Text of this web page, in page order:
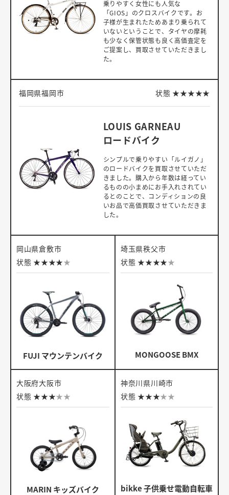
乗りやすく女性にも人気な
「GIOS」のクロスバイクです。お
子様が生まれたためあまり乗られて
いないということで、タイヤの摩耗
も少なく保管状態も良く高価査定を
ご提案し、買取させていただきまし
た。
福岡県福岡市 状態 ★★★★★
LOUIS GARNEAU
ロードバイク
シンプルで乗りやすい「ルイガノ」
のロードバイクを買取させていただ
きました。購入から年数は経ってい
るものの小まめにお手入れされてい
るとのことで、コンディションの良
いお品で高価買取させていただきま
した。
岡山県倉敷市
状態 ★★★★★
FUJI マウンテンバイク
埼玉県秩父市
状態 ★★★★★
MONGOOSE BMX
大阪府大阪市
状態 ★★★★★
MARIN キッズバイク
神奈川県川崎市
状態 ★★★★★
bikke 子供乗せ電動自転車